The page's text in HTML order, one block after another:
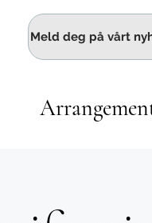
Meld deg på vårt